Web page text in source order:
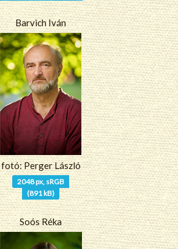
Barvich Iván
fotó: Perger László
2048 px, sRGB
(891 kB)
Soós Réka